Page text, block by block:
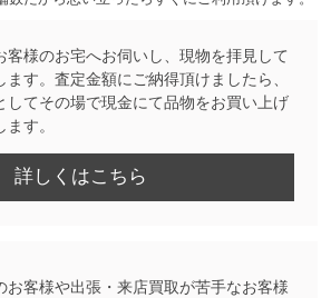
客様のお宅へお伺いし、現物を拝見して
ます。査定金額にご納得頂けましたら、
してその場で現金にて品物をお買い上げ
ます。
詳しくはこちら
お客様や出張・来店買取が苦手なお客様